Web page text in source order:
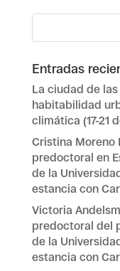
Entradas
La ciudad de
habitabilidad
climática (17-21
Cristina Moreno
predoctoral en
de la
estancia con
Victoria
predoctoral del
de la
estancia con